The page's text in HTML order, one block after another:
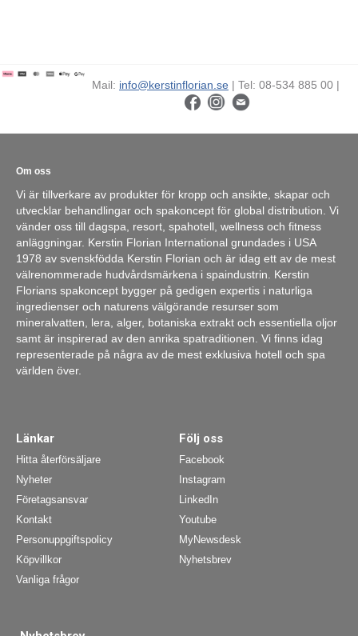
Mail: info@kerstinflorian.se | Tel: 08-534 885 00 |
Om oss
Vi är tillverkare av produkter för kropp och ansikte, skapar och
utvecklar behandlingar och spakoncept för global distribution. Vi
vänder oss till dagspa, resort, spahotell, wellness och fitness
anläggningar. Kerstin Florian International grundades i USA
1978 av svenskfödda Kerstin Florian och är idag ett av de mest
välrenommerade hudvårdsmärkena i spaindustrin. Kerstin
Florians spakoncept bygger på gedigen expertis i naturliga
ingredienser och naturens välgörande resurser som
mineralvatten, lera, alger, botaniska extrakt och essentiella oljor
samt är inspirerad av den anrika spatraditionen. Vi finns idag
representerade på några av de mest exklusiva hotell och spa
världen över.
Länkar
Hitta återförsäljare
Nyheter
Företagsansvar
Kontakt
Personuppgiftspolicy
Köpvillkor
Vanliga frågor
Följ oss
Facebook
Instagram
LinkedIn
Youtube
MyNewsdesk
Nyhetsbrev